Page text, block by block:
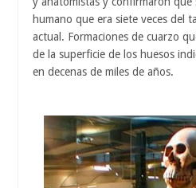
humano que era siete veces del
actual. Formaciones de cuarzo
de la superficie de los huesos
en decenas de miles de años.